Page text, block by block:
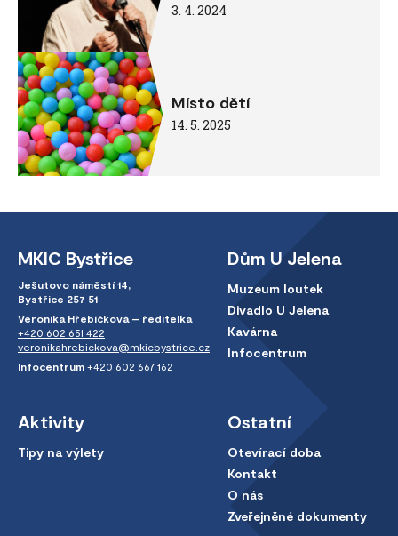
3. 4. 2024
Místo dětí
14. 5. 2025
MKIC Bystřice
Ješutovo náměstí 14,
Bystřice 257 51
Veronika Hřebíčková – ředitelka
+420 602 651 422
veronikahrebickova@mkicbystrice.cz
Infocentrum +420 602 667 162
Dům U Jelena
Muzeum loutek
Divadlo U Jelena
Kavárna
Infocentrum
Aktivity
Tipy na výlety
Ostatní
Otevírací doba
Kontakt
O nás
Zveřejněné dokumenty